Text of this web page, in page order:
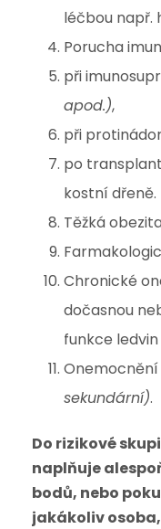
léčbou např.
Porucha
při
apod.),
při
po
kostní dřeně.
Těžká
Chronické
dočasnou
funkce ledvin
sekundární).
Do rizikové
naplňuje
bodů, nebo
jakákoliv